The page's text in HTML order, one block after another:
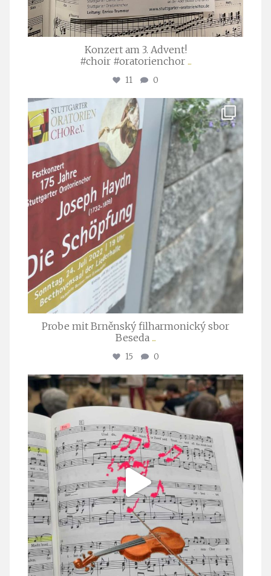
Konzert am 3. Advent!
#choir #oratorienchor ...
11 0
stuttgarter_oratorienchor
Juli 23
Probe mit Brněnský filharmonický sbor
Beseda ...
15 0
stuttgarter_oratorienchor
Juli 23